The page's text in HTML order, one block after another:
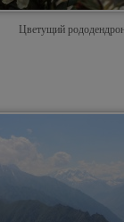
Цветущий